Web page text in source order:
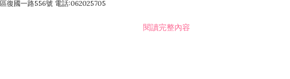
復國一路556號 電話:062025705
閱讀完整內容